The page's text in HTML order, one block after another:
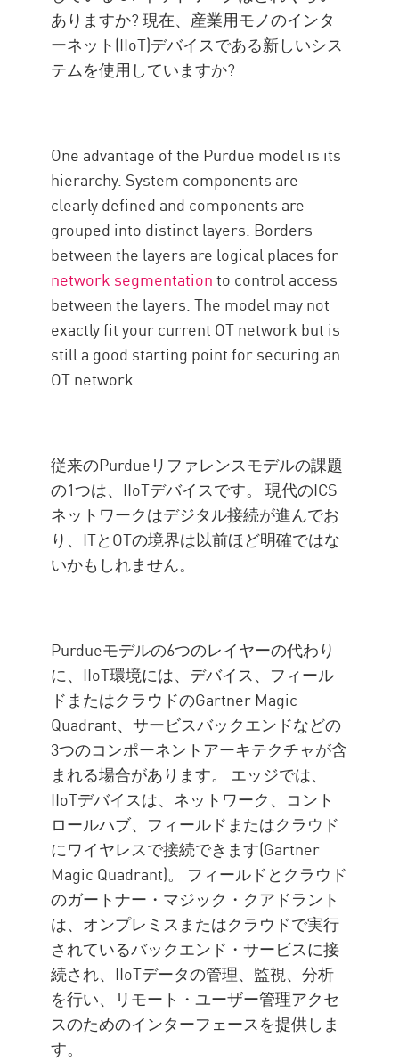
ありますか? 現在、産業用モノのインタ
ーネット(IIoT)デバイスである新しいシス
テムを使用していますか?
One advantage of the Purdue model is its
hierarchy. System components are
clearly defined and components are
grouped into distinct layers. Borders
between the layers are logical places for
network segmentationto control access
between the layers. The model may not
exactly fit your current OT network but is
still a good starting point for securing an
OT network.
従来のPurdueリファレンスモデルの課題
の1つは、IIoTデバイスです。 現代のICS
ネットワークはデジタル接続が進んでお
り、ITとOTの境界は以前ほど明確ではな
いかもしれません。
Purdueモデルの6つのレイヤーの代わり
に、IIoT環境には、デバイス、フィール
ドまたはクラウドのGartner Magic
Quadrant、サービスバックエンドなどの
3つのコンポーネントアーキテクチャが含
まれる場合があります。 エッジでは、
IIoTデバイスは、ネットワーク、コント
ロールハブ、フィールドまたはクラウド
にワイヤレスで接続できます(Gartner
Magic Quadrant)。 フィールドとクラウド
のガートナー・マジック・クアドラント
は、オンプレミスまたはクラウドで実行
されているバックエンド・サービスに接
続され、IIoTデータの管理、監視、分析
を行い、リモート・ユーザー管理アクセ
スのためのインターフェースを提供しま
す。